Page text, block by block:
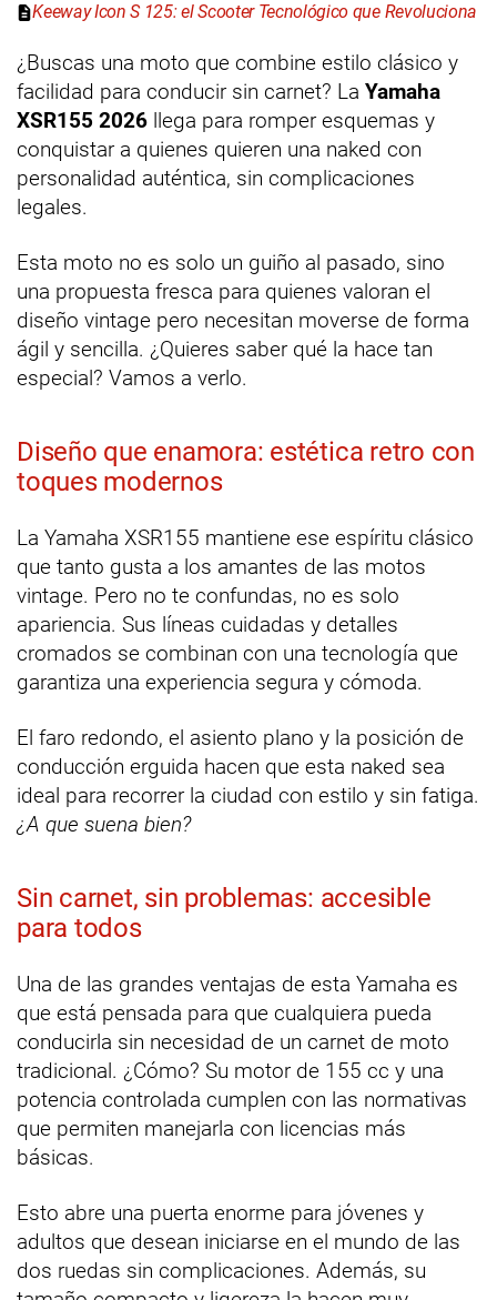
Keeway Icon S 125: el Scooter Tecnológico que Revoluciona
¿Buscas una moto que combine estilo clásico y
facilidad para conducir sin carnet? La Yamaha
XSR155 2026 llega para romper esquemas y
conquistar a quienes quieren una naked con
personalidad auténtica, sin complicaciones
legales.
Esta moto no es solo un guiño al pasado, sino
una propuesta fresca para quienes valoran el
diseño vintage pero necesitan moverse de forma
ágil y sencilla. ¿Quieres saber qué la hace tan
especial? Vamos a verlo.
Diseño que enamora: estética retro con
toques modernos
La Yamaha XSR155 mantiene ese espíritu clásico
que tanto gusta a los amantes de las motos
vintage. Pero no te confundas, no es solo
apariencia. Sus líneas cuidadas y detalles
cromados se combinan con una tecnología que
garantiza una experiencia segura y cómoda.
El faro redondo, el asiento plano y la posición de
conducción erguida hacen que esta naked sea
ideal para recorrer la ciudad con estilo y sin fatiga.
¿A que suena bien?
Sin carnet, sin problemas: accesible
para todos
Una de las grandes ventajas de esta Yamaha es
que está pensada para que cualquiera pueda
conducirla sin necesidad de un carnet de moto
tradicional. ¿Cómo? Su motor de 155 cc y una
potencia controlada cumplen con las normativas
que permiten manejarla con licencias más
básicas.
Esto abre una puerta enorme para jóvenes y
adultos que desean iniciarse en el mundo de las
dos ruedas sin complicaciones. Además, su